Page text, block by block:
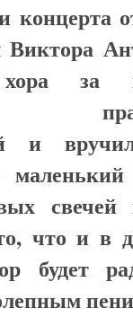
концерта
Виктора
за
и
что и в
будет